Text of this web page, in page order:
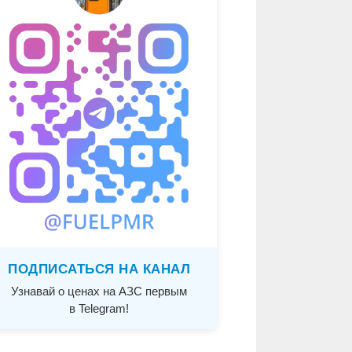
ПОДПИСАТЬСЯ НА КАНАЛ
Узнавай о ценах на АЗС первым
в Telegram!